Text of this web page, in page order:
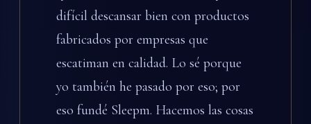
difícil descansar bien con productos
fabricados por empresas que
escatiman en calidad. Lo sé porque
yo también he pasado por eso; por
eso fundé Sleepm. Hacemos las cosas